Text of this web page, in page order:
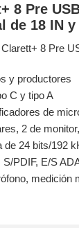
8 Pre
de 18 IN y
8 Pre
y productores
C y tipo A
de
2 de
de 24 bits/192
PDIF, E/S
medición